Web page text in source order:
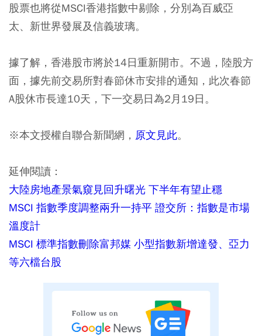
股票也將從MSCI香港指數中剔除，分別為百威亞
太、新世界發展及信義玻璃。
據了解，香港股市將於14日重新開市。不過，陸股方
面，據先前交易所對春節休市安排的通知，此次春節
A股休市長達10天，下一交易日為2月19日。
※本文授權自聯合新聞網， 原文見此。
延伸閱讀：
大陸房地產景氣窺見回升曙光 下半年有望止穩
MSCI 指數季度調整兩升一持平 證交所：指數是市場
溫度計
MSCI 標準指數刪除富邦媒 小型指數新增達發、亞力
等六檔台股